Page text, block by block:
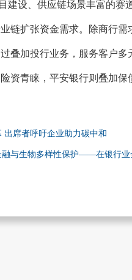
建设、供应链场景丰富的赛
链扩张资金需求。除商行
叠加投行业务，服务客户
资青睐，平安银行则叠加
席者呼吁企业助力碳中和
与生物多样性保护——在银行